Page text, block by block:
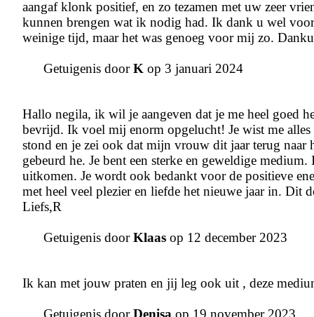
aangaf klonk positief, en zo tezamen met uw zeer
kunnen brengen wat ik nodig had. Ik dank u wel
weinige tijd, maar het was genoeg voor mij zo.
Getuigenis doorK op 3 januari 2024
Hallo negila, ik wil je aangeven dat je me heel goed
bevrijd. Ik voel mij enorm opgelucht! Je wist me
stond en je zei ook dat mijn vrouw dit jaar terug
gebeurd he. Je bent een sterke en geweldige
uitkomen. Je wordt ook bedankt voor de positieve
met heel veel plezier en liefde het nieuwe jaar in. Dit
Liefs,R
Getuigenis doorKlaas op 12 december 2023
Ik kan met jouw praten en jij leg ook uit , deze